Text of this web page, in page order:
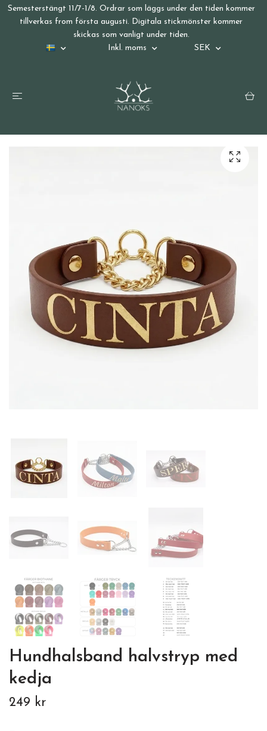
Semesterstängt 11/7-1/8. Ordrar som läggs under den tiden kommer
tillverkas from första augusti. Digitala stickmönster kommer
skickas som vanligt under tiden.
Inkl. moms
SEK
Hundhalsband halvstryp med
kedja
249 kr